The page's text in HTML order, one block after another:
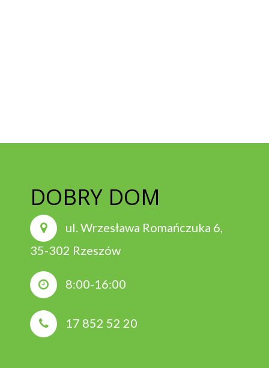
DOBRY DOM
ul. Wrzesława Romańczuka 6,
35-302 Rzeszów
8:00-16:00
17 852 52 20